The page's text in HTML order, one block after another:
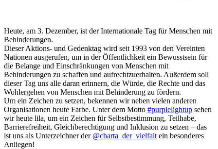
Heute, am 3. Dezember, ist der Internationale Tag für Menschen mit
Behinderungen.
Dieser Aktions- und Gedenktag wird seit 1993 von den Vereinten
Nationen ausgerufen, um in der Öffentlichkeit ein Bewusstsein für
die Belange und Einschränkungen von Menschen mit
Behinderungen zu schaffen und aufrechtzuerhalten. Außerdem soll
dieser Tag uns alle daran erinnern, die Würde, die Rechte und das
Wohlergehen von Menschen mit Behinderung zu fördern.
Um ein Zeichen zu setzen, bekennen wir neben vielen anderen
Organisationen heute Farbe. Unter dem Motto #purplelightup sehen
wir heute lila, um ein Zeichen für Selbstbestimmung, Teilhabe,
Barrierefreiheit, Gleichberechtigung und Inklusion zu setzen – das
ist uns als Unterzeichner der @charta_der_vielfalt ein besonderes
Anliegen!